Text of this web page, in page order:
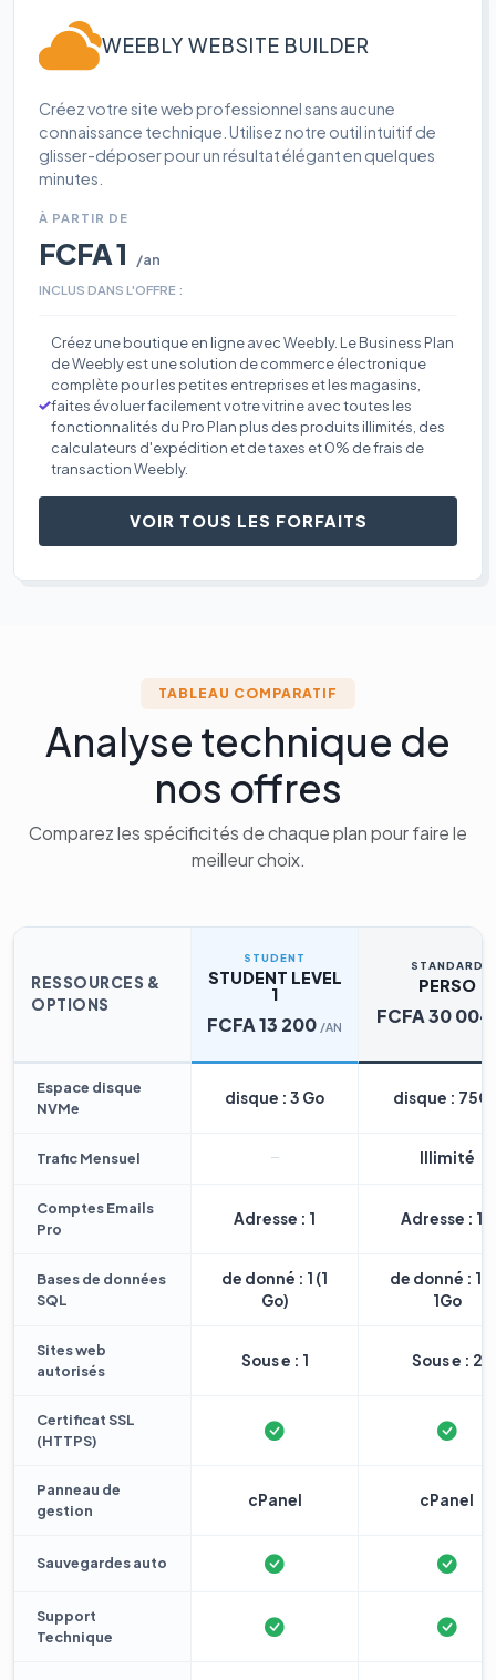
WEEBLY WEBSITE BUILDER
Créez votre site web professionnel sans aucune
connaissance technique. Utilisez notre outil intuitif de
glisser-déposer pour un résultat élégant en quelques
minutes.
À PARTIR DE
FCFA 1 /an
INCLUS DANS L'OFFRE :
Créez une boutique en ligne avec Weebly. Le Business Plan
de Weebly est une solution de commerce électronique
complète pour les petites entreprises et les magasins,
faites évoluer facilement votre vitrine avec toutes les
fonctionnalités du Pro Plan plus des produits illimités, des
calculateurs d'expédition et de taxes et 0% de frais de
transaction Weebly.
VOIR TOUS LES FORFAITS
TABLEAU COMPARATIF
Analyse technique de
nos offres
Comparez les spécificités de chaque plan pour faire le
meilleur choix.
RESSOURCES &
OPTIONS
STUDENT
STUDENT LEVEL
1
FCFA 13 200 /AN
STANDARD
PERSO
FCFA 30 004
Espace disque
NVMe
disque : 3 Go disque :
Trafic Mensuel Illimité
Comptes Emails
Pro
Adresse : 1 Adresse : 10
Bases de données
SQL
de donné : 1 (1
Go)
de donné : 1
1Go
Sites web
autorisés
Sous e : 1 Sous e : 2
Certificat SSL
(HTTPS)
Panneau de
gestion
cPanel cPanel
Sauvegardes auto
Support
Technique